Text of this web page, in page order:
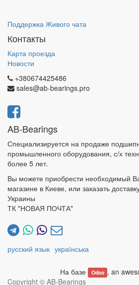
Поддержка Живого чата
Контакты
Карта проезда
Новости
+380674425486
sales@ab-bearings.pro
AB-Bearings
Специализируется на продаже
промышленного оборудования, с/х
более 5 лет.
Вы можете приобрести необходимый
магазине в Киеве, или заказать
Украины
ТК "НОВАЯ ПОЧТА"
русский язык українська
На базе Odoo , an
Copyright © AB-Bearings